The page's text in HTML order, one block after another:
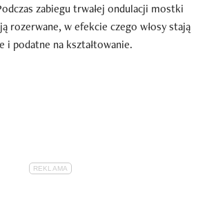
zabiegu trwałej ondulacji mostki
rozerwane, w efekcie czego włosy stają
i podatne na kształtowanie.